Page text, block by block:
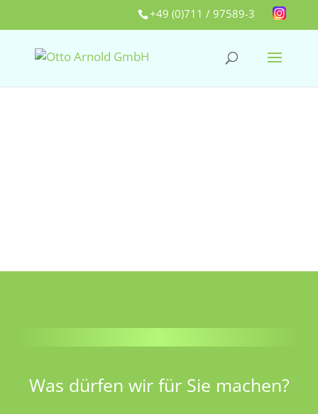
+49 (0)711 / 97589-3
Was dürfen wir für Sie machen?